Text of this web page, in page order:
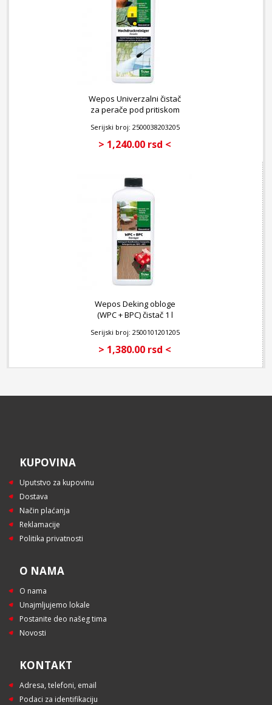
Wepos Univerzalni čistač
za perače pod pritiskom
Serijski broj: 2500038203205
> 1,240.00 rsd <
Wepos Deking obloge
(WPC + BPC) čistač 1 l
Serijski broj: 2500101201205
> 1,380.00 rsd <
KUPOVINA
Uputstvo za kupovinu
Dostava
Način plaćanja
Reklamacije
Politika privatnosti
O NAMA
O nama
Unajmljujemo lokale
Postanite deo našeg tima
Novosti
KONTAKT
Adresa, telefoni, email
Podaci za identifikaciju